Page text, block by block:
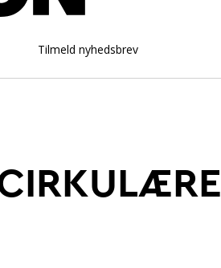
Tilmeld nyhedsbrev
og automatisering